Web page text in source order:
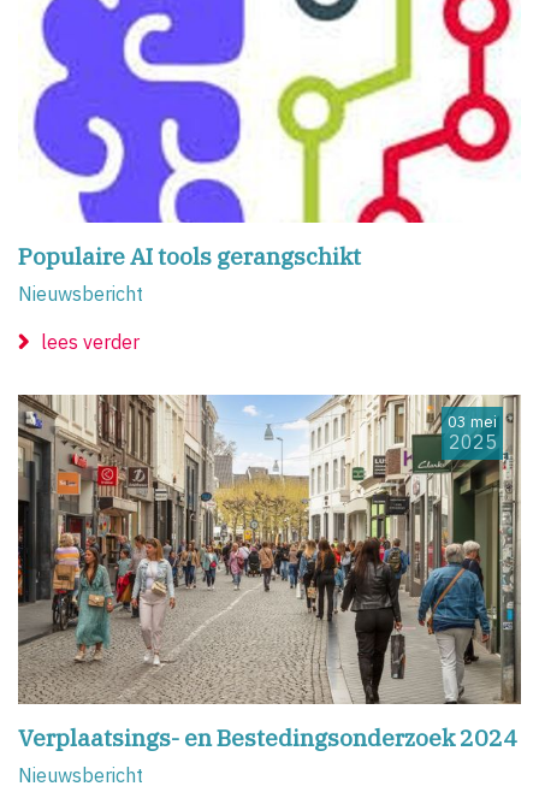
Populaire AI tools gerangschikt
Nieuwsbericht
lees verder
Verplaatsings- en Bestedingsonderzoek 2024
Nieuwsbericht
03 mei
2025